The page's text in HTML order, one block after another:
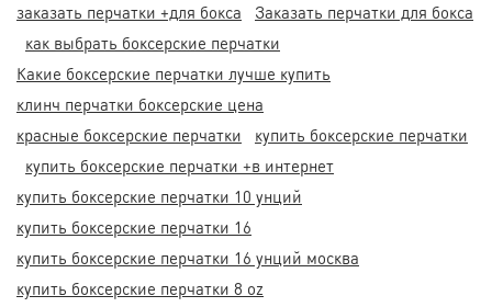
заказать перчатки +для бокса
Заказать перчатки для бокса
как выбрать боксерские перчатки
Какие боксерские перчатки лучше купить
клинч перчатки боксерские цена
красные боксерские перчатки
купить боксерские перчатки
купить боксерские перчатки +в интернет
купить боксерские перчатки 10 унций
купить боксерские перчатки 16
купить боксерские перчатки 16 унций москва
купить боксерские перчатки 8 oz